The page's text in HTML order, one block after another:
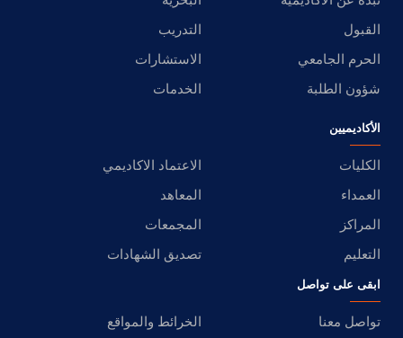
القبول
التدريب
الحرم الجامعي
الاستشارات
شؤون الطلبة
الخدمات
الأكاديميين
الكليات
الاعتماد الاكاديمي
العمداء
المعاهد
المراكز
المجمعات
التعليم
تصديق الشهادات
ابقى على تواصل
تواصل معنا
الخرائط والمواقع